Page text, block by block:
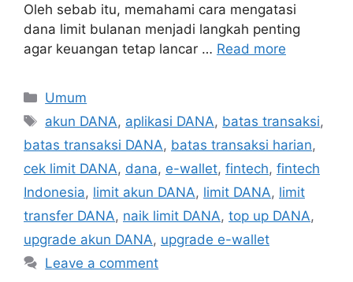
Oleh sebab itu, memahami cara mengatasi
dana limit bulanan menjadi langkah penting
agar keuangan tetap lancar … Read more
Categories
Umum
Tags
akun DANA, aplikasi DANA, batas transaksi,
batas transaksi DANA, batas transaksi harian,
cek limit DANA, dana, e-wallet, fintech, fintech
Indonesia, limit akun DANA, limit DANA, limit
transfer DANA, naik limit DANA, top up DANA,
upgrade akun DANA, upgrade e-wallet
Leave a comment